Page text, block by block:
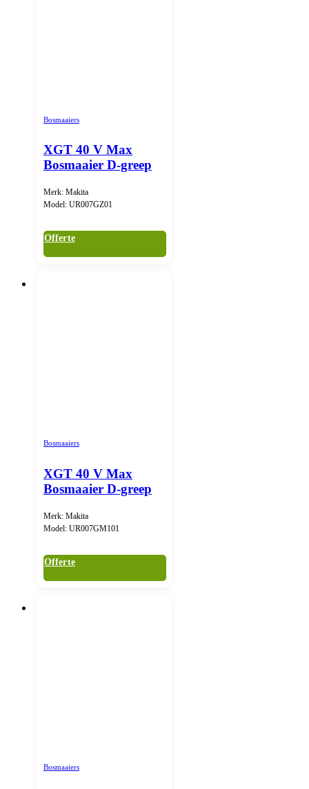
Bosmaaiers
XGT 40 V Max
Bosmaaier D-greep
Merk: Makita
Model: UR007GZ01
Offerte
Bosmaaiers
XGT 40 V Max
Bosmaaier D-greep
Merk: Makita
Model: UR007GM101
Offerte
Bosmaaiers